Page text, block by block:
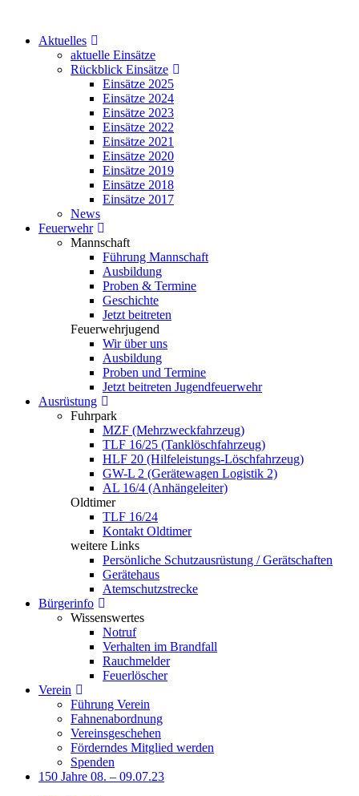
Aktuelles
aktuelle Einsätze
Rückblick Einsätze
Einsätze 2025
Einsätze 2024
Einsätze 2023
Einsätze 2022
Einsätze 2021
Einsätze 2020
Einsätze 2019
Einsätze 2018
Einsätze 2017
News
Feuerwehr
Mannschaft
Führung Mannschaft
Ausbildung
Proben & Termine
Geschichte
Jetzt beitreten
Feuerwehrjugend
Wir über uns
Ausbildung
Proben und Termine
Jetzt beitreten Jugendfeuerwehr
Ausrüstung
Fuhrpark
MZF (Mehrzweckfahrzeug)
TLF 16/25 (Tanklöschfahrzeug)
HLF 20 (Hilfeleistungs-Löschfahrzeug)
GW-L 2 (Gerätewagen Logistik 2)
AL 16/4 (Anhängeleiter)
Oldtimer
TLF 16/24
Kontakt Oldtimer
weitere Links
Persönliche Schutzausrüstung / Gerätschaften
Gerätehaus
Atemschutzstrecke
Bürgerinfo
Wissenswertes
Notruf
Verhalten im Brandfall
Rauchmelder
Feuerlöscher
Verein
Führung Verein
Fahnenabordnung
Vereinsgeschehen
Förderndes Mitglied werden
Spenden
150 Jahre 08. – 09.07.23